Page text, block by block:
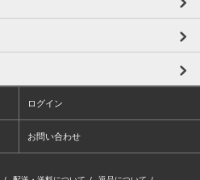
ログイン
お問い合わせ